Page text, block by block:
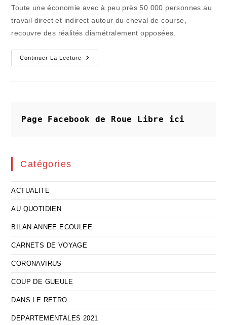
Toute une économie avec à peu près 50 000 personnes au
travail direct et indirect autour du cheval de course,
recouvre des réalités diamétralement opposées.
Continuer La Lecture
Ici
Ou
« Du »
Grosbois
Page Facebook de Roue Libre ici
Catégories
ACTUALITE
AU QUOTIDIEN
BILAN ANNEE ECOULEE
CARNETS DE VOYAGE
CORONAVIRUS
COUP DE GUEULE
DANS LE RETRO
DEPARTEMENTALES 2021